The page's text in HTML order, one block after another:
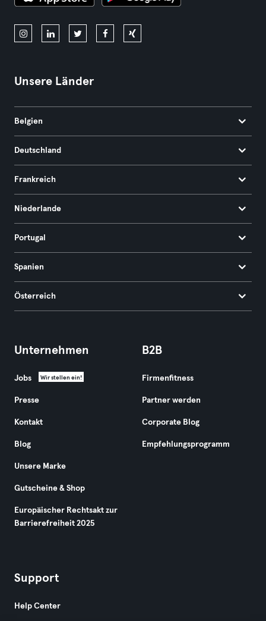
Unsere Länder
Belgien
Deutschland
Frankreich
Niederlande
Portugal
Spanien
Österreich
Unternehmen
Jobs Wir stellen ein!
Presse
Kontakt
Blog
Unsere Marke
Gutscheine & Shop
Europäischer Rechtsakt zur
Barrierefreiheit 2025
B2B
Firmenfitness
Partner werden
Corporate Blog
Empfehlungsprogramm
Support
Help Center